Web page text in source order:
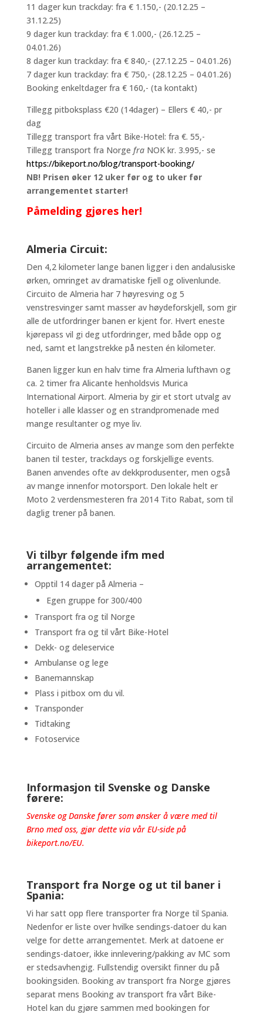
11 dager kun trackday: fra € 1.150,- (20.12.25 –
31.12.25)
9 dager kun trackday: fra € 1.000,- (26.12.25 –
04.01.26)
8 dager kun trackday: fra € 840,- (27.12.25 – 04.01.26)
7 dager kun trackday: fra € 750,- (28.12.25 – 04.01.26)
Booking enkeltdager fra € 160,- (ta kontakt)
Tillegg pitboksplass €20 (14dager) – Ellers € 40,- pr
dag
Tillegg transport fra vårt Bike-Hotel: fra €. 55,-
Tillegg transport fra Norge fraNOK kr. 3.995,- se
https://bikeport.no/blog/transport-booking/
NB! Prisen øker 12 uker før og to uker før
arrangementet starter!
Påmelding gjøres her!
Almeria Circuit:
Den 4,2 kilometer lange banen ligger i den andalusiske
ørken, omringet av dramatiske fjell og olivenlunde.
Circuito de Almeria har 7 høyresving og 5
venstresvinger samt masser av høydeforskjell, som gir
alle de utfordringer banen er kjent for. Hvert eneste
kjørepass vil gi deg utfordringer, med både opp og
ned, samt et langstrekke på nesten én kilometer.
Banen ligger kun en halv time fra Almeria lufthavn og
ca. 2 timer fra Alicante henholdsvis Murica
International Airport. Almeria by gir et stort utvalg av
hoteller i alle klasser og en strandpromenade med
mange resultanter og mye liv.
Circuito de Almeria anses av mange som den perfekte
banen til tester, trackdays og forskjellige events.
Banen anvendes ofte av dekkprodusenter, men også
av mange innenfor motorsport. Den lokale helt er
Moto 2 verdensmesteren fra 2014 Tito Rabat, som til
daglig trener på banen.
Vi tilbyr følgende ifm med
arrangementet:
Opptil 14 dager på Almeria –
Egen gruppe for 300/400
Transport fra og til Norge
Transport fra og til vårt Bike-Hotel
Dekk- og deleservice
Ambulanse og lege
Banemannskap
Plass i pitbox om du vil.
Transponder
Tidtaking
Fotoservice
Informasjon til Svenske og Danske
førere:
Svenske og Danske fører som ønsker å være med til
Brno med oss, gjør dette via vår EU-side på
bikeport.no/EU.
Transport fra Norge og ut til baner i
Spania:
Vi har satt opp flere transporter fra Norge til Spania.
Nedenfor er liste over hvilke sendings-datoer du kan
velge for dette arrangementet. Merk at datoene er
sendings-datoer, ikke innlevering/pakking av MC som
er stedsavhengig. Fullstendig oversikt finner du på
bookingsiden. Booking av transport fra Norge gjøres
separat mens Booking av transport fra vårt Bike-
Hotel kan du gjøre sammen med bookingen for